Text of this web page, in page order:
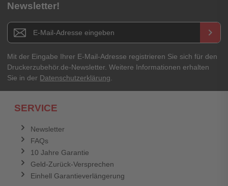
Titel**
E-Mail-Adresse
Ihr Passwort
Newsletter!
Newsletter E-Mail Adresse keyboard_arrow_right
Mit der Eingabe Ihrer E-Mail-Adresse registrieren Sie sich für den
Druckerzubehör.de-Newsletter. Weitere Informationen erhalten
Sie in der Datenschutzerklärung.
SERVICE
Newsletter
FAQs
10 Jahre Garantie
Geld-Zurück-Versprechen
Einhell Garantieverlängerung